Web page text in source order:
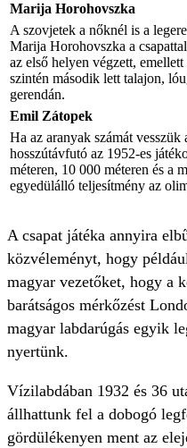
Marija Horohovszka
A szovjetek a nőknél is a
Marija Horohovszka a
az első helyen végzett,
szintén második lett talajon,
gerendán.
Emil Zátopek
Ha az aranyak számát
hosszútávfutó az 1952-es
méteren, 10 000 méteren és a
egyedülálló teljesítmény az
A csapat játéka annyira
közvéleményt, hogy
magyar vezetőket, hogy a
barátságos mérkőzést
magyar labdarúgás egyik
nyertünk.
Vízilabdában 1932 és 36
állhattunk fel a dobogó
gördülékenyen ment az